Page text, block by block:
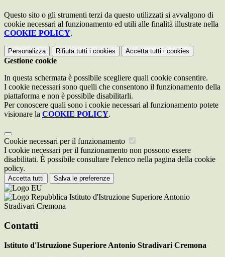
Questo sito o gli strumenti terzi da questo utilizzati si avvalgono di
cookie necessari al funzionamento ed utili alle finalità illustrate nella
COOKIE POLICY.
Personalizza Rifiuta tutti i cookies Accetta tutti i cookies
Gestione cookie
In questa schermata è possibile scegliere quali cookie consentire.
I cookie necessari sono quelli che consentono il funzionamento della
piattaforma e non è possibile disabilitarli.
Per conoscere quali sono i cookie necessari al funzionamento potete
visionare la COOKIE POLICY.
Cookie necessari per il funzionamento
I cookie necessari per il funzionamento non possono essere
disabilitati. È possibile consultare l'elenco nella pagina della cookie
policy.
Accetta tutti Salva le preferenze
Istituto d'Istruzione Superiore Antonio
Stradivari Cremona
Contatti
Istituto d'Istruzione Superiore Antonio Stradivari Cremona